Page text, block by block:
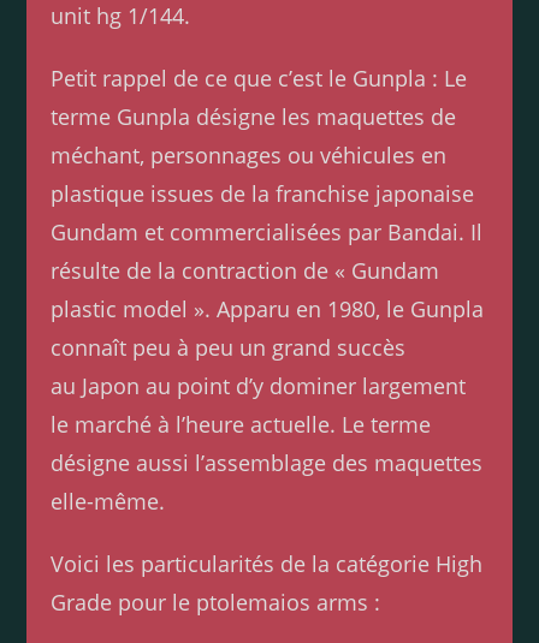
unit hg 1/144.
Petit rappel de ce que c’est le Gunpla : Le
terme Gunpla désigne les maquettes de
méchant, personnages ou véhicules en
plastique issues de la franchise japonaise
Gundam et commercialisées par Bandai. Il
résulte de la contraction de « Gundam
plastic model ». Apparu en 1980, le Gunpla
connaît peu à peu un grand succès
au Japon au point d’y dominer largement
le marché à l’heure actuelle. Le terme
désigne aussi l’assemblage des maquettes
elle-même.
Voici les particularités de la catégorie High
Grade pour le ptolemaios arms :